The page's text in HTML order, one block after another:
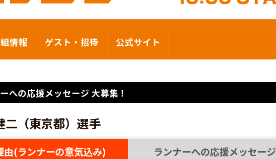
情報 ゲスト・招待 公式サイト
への応援メッセージ 大募集！
（東京都）選手
由(ランナーの意気込み) ランナーへの応援メッセージ